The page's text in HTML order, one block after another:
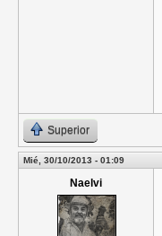
Superior
Mié, 30/10/2013 - 01:09
Naelvi